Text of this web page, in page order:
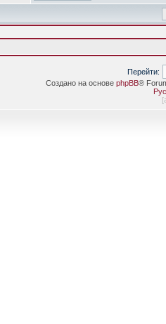
Перейти:
Создано на основе phpBB®
[